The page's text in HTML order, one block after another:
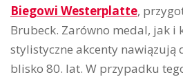
Biegowi Westerplatte,
Brubeck. Zarówno medal, jak i
stylistyczne akcenty nawiązują
blisko 80. lat. W przypadku